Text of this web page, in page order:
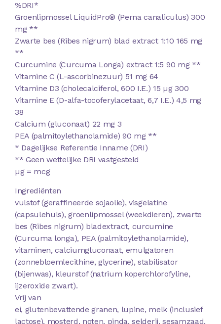
%DRI*
Groenlipmossel LiquidPro® (Perna canaliculus) 300
mg **
Zwarte bes (Ribes nigrum) blad extract 1:10 165 mg
**
Curcumine (Curcuma Longa) extract 1:5 90 mg **
Vitamine C (L-ascorbinezuur) 51 mg 64
Vitamine D3 (cholecalciferol, 600 I.E.) 15 µg 300
Vitamine E (D-alfa-tocoferylacetaat, 6,7 I.E.) 4,5 mg
38
Calcium (gluconaat) 22 mg 3
PEA (palmitoylethanolamide) 90 mg **
* Dagelijkse Referentie Inname (DRI)
** Geen wettelijke DRI vastgesteld
µg = mcg
Ingrediënten
vulstof (geraffineerde sojaolie), visgelatine
(capsulehuls), groenlipmossel (weekdieren), zwarte
bes (Ribes nigrum) bladextract, curcumine
(Curcuma longa), PEA (palmitoylethanolamide),
vitaminen, calciumgluconaat, emulgatoren
(zonnebloemlecithine, glycerine), stabilisator
(bijenwas), kleurstof (natrium koperchlorofyline,
ijzeroxide zwart).
Vrij van
ei, glutenbevattende granen, lupine, melk (inclusief
lactose), mosterd, noten, pinda, selderij, sesamzaad,